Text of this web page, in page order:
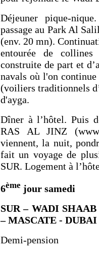
Déjeuner pique-
passage au Park Al
(env. 20 mn).
entourée de
construite de part et
navalsoù l'on
(voiliers traditionnels
d'ayga.
Dîner à l’hôtel.Puis
RAS AL JINZ
viennent, la nuit,
fait un voyage de
SUR. Logement à
6ème jour samedi
SUR – WADI
– MASCATE - DUBAI
Demi-pension